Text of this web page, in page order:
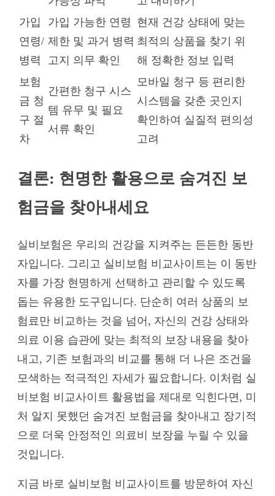
가입
연령/
병력
가입 가능한 연령
제한 및 과거 병력
고지 의무 확인
현재 건강 상태에 맞는
최적의 상품을 찾기 위
해 정확한 정보 입력
보험
금 청
구 절
차
간편한 청구 시스
템 유무 및 필요
서류 확인
모바일 청구 등 편리한
시스템을 갖춘 곳인지
확인하여 실질적 편의성
고려
결론: 현명한 활용으로 숨겨진 보
험금을 찾아내세요
실비보험은 우리의 건강을 지켜주는 든든한 동반
자입니다. 그리고 실비보험 비교사이트는 이 동반
자를 가장 현명하게 선택하고 관리할 수 있도록
돕는 유용한 도구입니다. 단순히 여러 상품의 보
험료만 비교하는 것을 넘어, 자신의 건강 상태와
의료 이용 습관에 맞는 최적의 보장 내용을 찾아
내고, 기존 보험과의 비교를 통해 더 나은 조건을
모색하는 적극적인 자세가 필요합니다. 이처럼 실
비보험 비교사이트 활용법을 제대로 익힌다면, 미
처 알지 못했던 숨겨진 보험금을 찾아내고 장기적
으로 더욱 안정적인 의료비 보장을 누릴 수 있을
것입니다.
지금 바로 실비보험 비교사이트를 방문하여 자신